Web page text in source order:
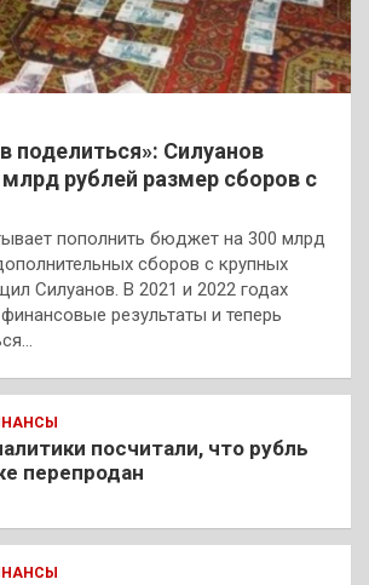
поделиться»: Силуанов
рублей размер сборов с
пополнить бюджет на 300 млрд
сборов с крупных
Силуанов. В 2021 и 2022 годах
результаты и теперь
посчитали, что рубль
перепродан